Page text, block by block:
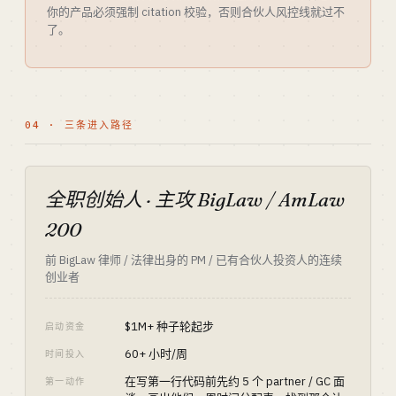
你的产品必须强制 citation 校验，否则合伙人风控线就过不
了。
04 · 三条进入路径
全职创始人 · 主攻 BigLaw / AmLaw
200
前 BigLaw 律师 / 法律出身的 PM / 已有合伙人投资人的连续
创业者
启动资金 $1M+ 种子轮起步
时间投入 60+ 小时/周
第一动作
在写第一行代码前先约 5 个 partner / GC 面